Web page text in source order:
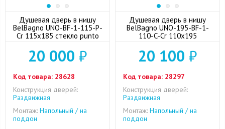
Душевая дверь в нишу
BelBagno UNO-BF-1-115-P-
Cr 115x185 стекло punto
20 000 ₽
Код товара: 28628
Конструкция дверей:
Раздвижная
Монтаж: Напольный / на
поддон
Душевая дверь в нишу
BelBagno UNO-195-BF-1-
110-C-Cr 110x195
20 100 ₽
Код товара: 28297
Конструкция дверей:
Раздвижная
Монтаж: Напольный / на
поддон